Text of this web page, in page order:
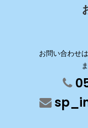
お問い合わせ